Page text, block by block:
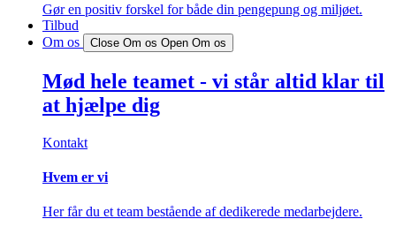
Gør en positiv forskel for både din pengepung og miljøet.
Tilbud
Om os
Close Om os Open Om os
Mød hele teamet - vi står altid klar til
at hjælpe dig
Kontakt
Hvem er vi
Her får du et team bestående af dedikerede medarbejdere.